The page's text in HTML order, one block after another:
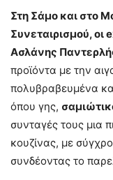
Στη Σάμο και στο
Συνεταιρισμού, οι
Ασλάνης
προϊόντα με την
πολυβραβευμένα
όπου γης,
συνταγές τους μια
κουζίνας, με
συνδέοντας το